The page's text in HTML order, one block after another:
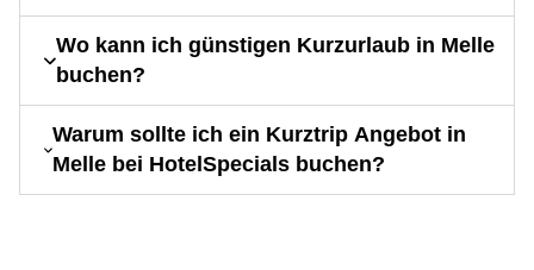
Wo kann ich günstigen Kurzurlaub in Melle
buchen?
Warum sollte ich ein Kurztrip Angebot in
Melle bei HotelSpecials buchen?